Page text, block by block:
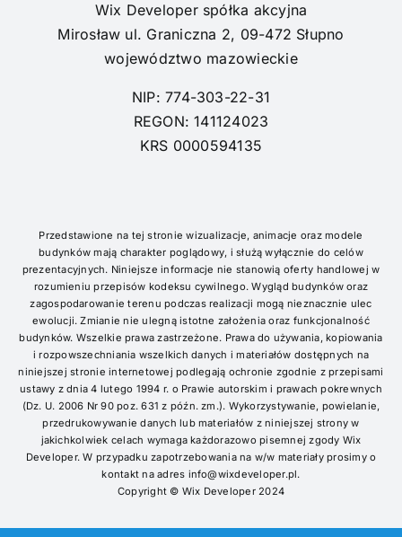
Wix Developer spółka akcyjna
Mirosław ul. Graniczna 2, 09-472 Słupno
województwo mazowieckie
NIP: 774-303-22-31
REGON: 141124023
KRS 0000594135
Przedstawione na tej stronie wizualizacje, animacje oraz modele
budynków mają charakter poglądowy, i służą wyłącznie do celów
prezentacyjnych. Niniejsze informacje nie stanowią oferty handlowej w
rozumieniu przepisów kodeksu cywilnego. Wygląd budynków oraz
zagospodarowanie terenu podczas realizacji mogą nieznacznie ulec
ewolucji. Zmianie nie ulegną istotne założenia oraz funkcjonalność
budynków. Wszelkie prawa zastrzeżone. Prawa do używania, kopiowania
i rozpowszechniania wszelkich danych i materiałów dostępnych na
niniejszej stronie internetowej podlegają ochronie zgodnie z przepisami
ustawy z dnia 4 lutego 1994 r. o Prawie autorskim i prawach pokrewnych
(Dz. U. 2006 Nr 90 poz. 631 z późn. zm.). Wykorzystywanie, powielanie,
przedrukowywanie danych lub materiałów z niniejszej strony w
jakichkolwiek celach wymaga każdorazowo pisemnej zgody Wix
Developer. W przypadku zapotrzebowania na w/w materiały prosimy o
kontakt na adres info@wixdeveloper.pl.
Copyright © Wix Developer 2024